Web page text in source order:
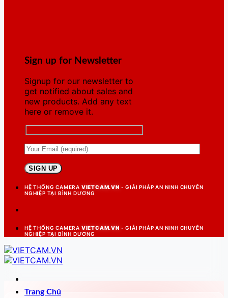
Sign up for Newsletter
Signup for our newsletter to
get notified about sales and
new products. Add any text
here or remove it.
HỆ THỐNG CAMERA VIETCAM.VN - GIẢI PHÁP AN NINH CHUYÊN
NGHIỆP TẠI BÌNH DƯƠNG
HỆ THỐNG CAMERA VIETCAM.VN - GIẢI PHÁP AN NINH CHUYÊN
NGHIỆP TẠI BÌNH DƯƠNG
Trang Chủ